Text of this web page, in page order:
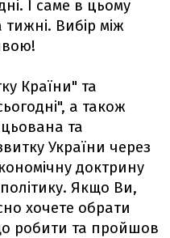
І саме в цьому
Вибір між
Країни" та
а також
та
України через
доктрину
Якщо Ви,
хочете обрати
робити та пройшов